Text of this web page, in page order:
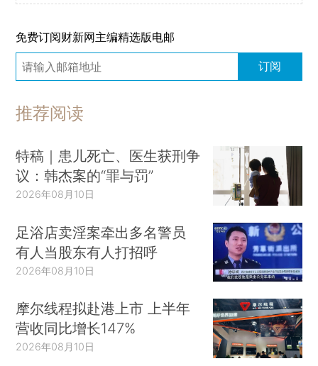
免费订阅财新网主编精选版电邮
订阅
推荐阅读
特稿｜患儿死亡、医生获刑争
议：韩杰案的“罪与罚”
2026年08月10日
足浴店卖淫案牵出多名警员
有人当股东有人打招呼
2026年08月10日
摩尔线程拟赴港上市 上半年
营收同比增长147%
2026年08月10日